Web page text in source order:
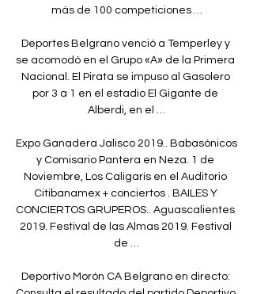
más de 100 competiciones …
Deportes Belgrano venció a Temperley y
se acomodó en el Grupo «A» de la Primera
Nacional. El Pirata se impuso al Gasolero
por 3 a 1 en el estadio El Gigante de
Alberdi, en el …
Expo Ganadera Jalisco 2019.. Babasónicos
y Comisario Pantera en Neza. 1 de
Noviembre, Los Caligaris en el Auditorio
Citibanamex + conciertos . BAILES Y
CONCIERTOS GRUPEROS.. Aguascalientes
2019. Festival de las Almas 2019. Festival
de …
Deportivo Morón CA Belgrano en directo: